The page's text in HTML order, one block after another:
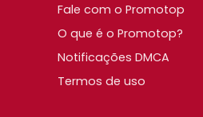
Fale com o Promotop
O que é o Promotop?
Notificações DMCA
Termos de uso